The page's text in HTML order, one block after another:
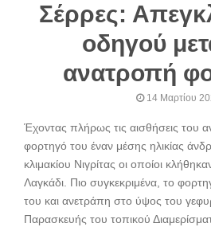
Σέρρες:
οδηγού
ανατροπή
14 Μαρτίου
Έχοντας πλήρως τις αισθήσεις του
φορτηγό του έναν μέσης ηλικίας
κλιμακίου Νιγρίτας οι οποίοι
Λαγκάδι. Πιο συγκεκριμένα, το
του και ανετράπη στο ύψος του
Παρασκευής του τοπικού